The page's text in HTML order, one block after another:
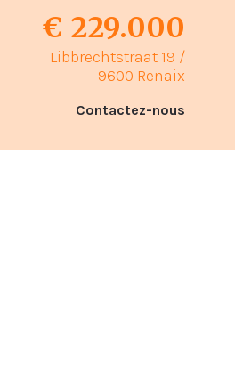
€ 229.000
Libbrechtstraat 19 /
9600 Renaix
Contactez-nous